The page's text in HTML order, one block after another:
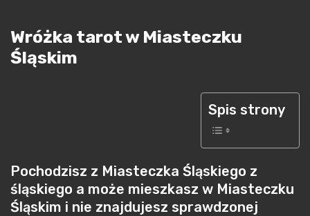
Wróżka tarot w Miasteczku
Śląskim
Spis strony
Pochodzisz z Miasteczka Śląskiego z
śląskiego a może mieszkasz w Miasteczku
Śląskim i nie znajdujesz sprawdzonej